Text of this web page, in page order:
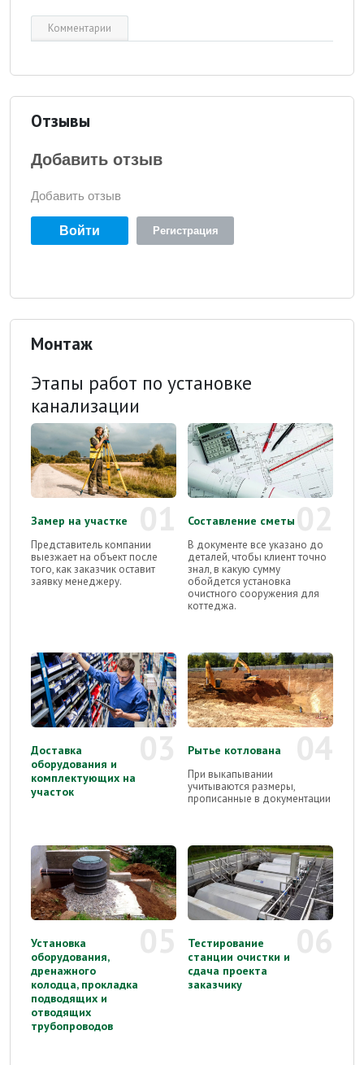
Комментарии
Отзывы
Добавить отзыв
Добавить отзыв
Войти Регистрация
Монтаж
Этапы работ по установке
канализации
Замер на участке
Представитель компании
выезжает на объект после
того, как заказчик оставит
заявку менеджеру.
Составление сметы
В документе все указано до
деталей, чтобы клиент точно
знал, в какую сумму
обойдется установка
очистного сооружения для
коттеджа.
Доставка
оборудования и
комплектующих на
участок
Рытье котлована
При выкапывании
учитываются размеры,
прописанные в документации
Установка
оборудования,
дренажного
колодца, прокладка
подводящих и
отводящих
трубопроводов
Тестирование
станции очистки и
сдача проекта
заказчику